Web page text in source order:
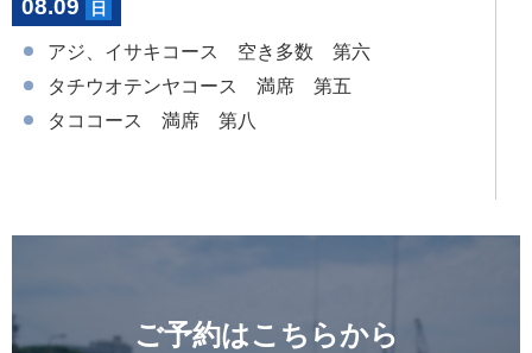
08.09 日
アジ、イサキコース 空き多数 第六
タチウオテンヤコース 満席 第五
タココース 満席 第八
ご予約はこちらから